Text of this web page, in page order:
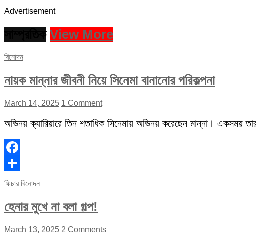
Advertisement
View More
বিনোদন
নায়ক মান্নার জীবনী নিয়ে সিনেমা বানানোর পরিকল্পনা
March 14, 2025 1 Comment
অভিনয় ক্যারিয়ারে তিন শতাধিক সিনেমায় অভিনয় করেছেন মান্না। একসময়
Facebook
Share
ফিচার বিনোদন
হেনার মুখে না বলা গল্প!
March 13, 2025 2 Comments